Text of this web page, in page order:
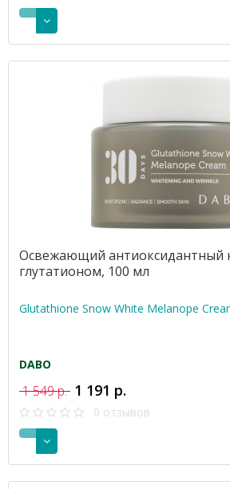
Освежающий антиоксидантный
глутатионом, 100 мл
Glutathione Snow White Melanope
DABO
1 549 р. 1 191 р.
0 отзывов